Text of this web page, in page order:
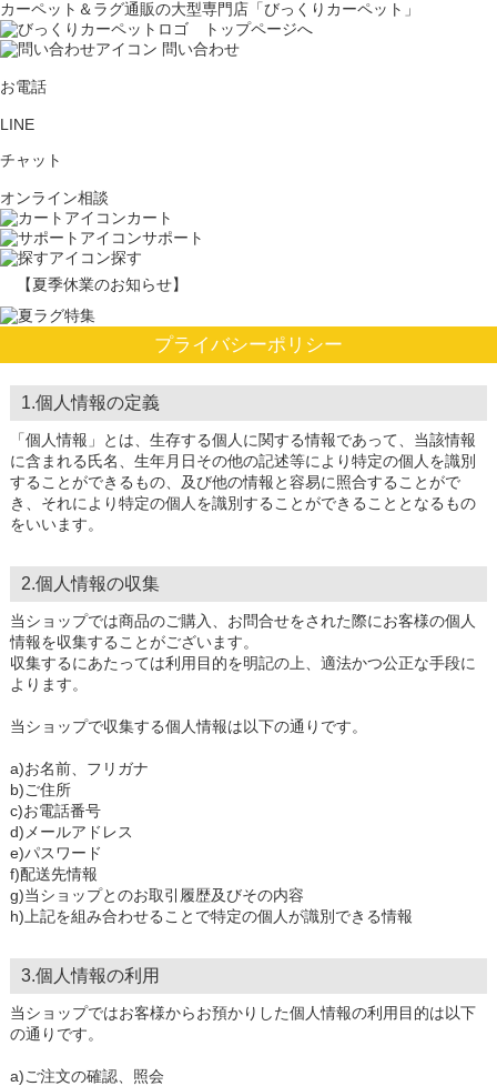
カーペット＆ラグ通販の大型専門店「びっくりカーペット」
問い合わせ
お電話
LINE
チャット
オンライン相談
カート
サポート
探す
【夏季休業のお知らせ】
プライバシーポリシー
1.個人情報の定義
「個人情報」とは、生存する個人に関する情報であって、当該情報
に含まれる氏名、生年月日その他の記述等により特定の個人を識別
することができるもの、及び他の情報と容易に照合することがで
き、それにより特定の個人を識別することができることとなるもの
をいいます。
2.個人情報の収集
当ショップでは商品のご購入、お問合せをされた際にお客様の個人
情報を収集することがございます。
収集するにあたっては利用目的を明記の上、適法かつ公正な手段に
よります。
当ショップで収集する個人情報は以下の通りです。
a)お名前、フリガナ
b)ご住所
c)お電話番号
d)メールアドレス
e)パスワード
f)配送先情報
g)当ショップとのお取引履歴及びその内容
h)上記を組み合わせることで特定の個人が識別できる情報
3.個人情報の利用
当ショップではお客様からお預かりした個人情報の利用目的は以下
の通りです。
a)ご注文の確認、照会